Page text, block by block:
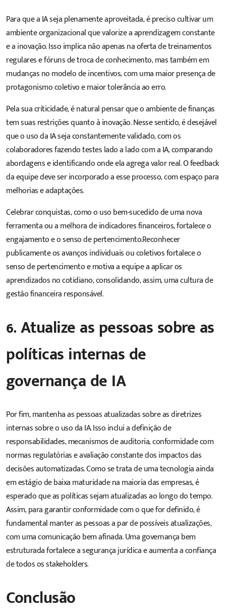
Para que a IA seja plenamente aproveitada, é preciso cultivar um
ambiente organizacional que valorize a aprendizagem constante
e a inovação. Isso implica não apenas na oferta de treinamentos
regulares e fóruns de troca de conhecimento, mas também em
mudanças no modelo de incentivos, com uma maior presença de
protagonismo coletivo e maior tolerância ao erro.
Pela sua criticidade, é natural pensar que o ambiente de finanças
tem suas restrições quanto à inovação. Nesse sentido, é desejável
que o uso da IA seja constantemente validado, com os
colaboradores fazendo testes lado a lado com a IA, comparando
abordagens e identificando onde ela agrega valor real. O feedback
da equipe deve ser incorporado a esse processo, com espaço para
melhorias e adaptações.
Celebrar conquistas, como o uso bem-sucedido de uma nova
ferramenta ou a melhora de indicadores financeiros, fortalece o
engajamento e o senso de pertencimento.Reconhecer
publicamente os avanços individuais ou coletivos fortalece o
senso de pertencimento e motiva a equipe a aplicar os
aprendizados no cotidiano, consolidando, assim, uma cultura de
gestão financeira responsável.
6. Atualize as pessoas sobre as
políticas internas de
governança de IA
Por fim, mantenha as pessoas atualizadas sobre as diretrizes
internas sobre o uso da IA. Isso inclui a definição de
responsabilidades, mecanismos de auditoria, conformidade com
normas regulatórias e avaliação constante dos impactos das
decisões automatizadas. Como se trata de uma tecnologia ainda
em estágio de baixa maturidade na maioria das empresas, é
esperado que as políticas sejam atualizadas ao longo do tempo.
Assim, para garantir conformidade com o que for definido, é
fundamental manter as pessoas a par de possíveis atualizações,
com uma comunicação bem afinada. Uma governança bem
estruturada fortalece a segurança jurídica e aumenta a confiança
de todos os stakeholders.
Conclusão